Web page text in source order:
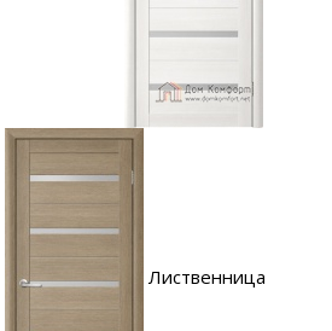
Лиственница